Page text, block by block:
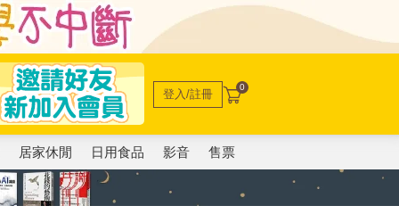
登入/註冊 0
居家休閒 日用食品 影音 售票